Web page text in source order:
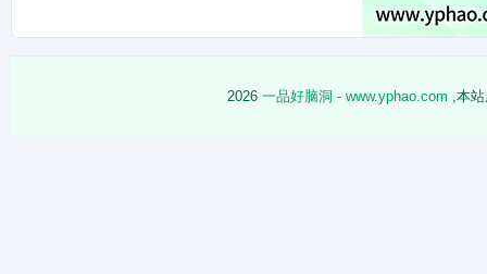
2026 一品好脑洞 - www.yphao.com ,本